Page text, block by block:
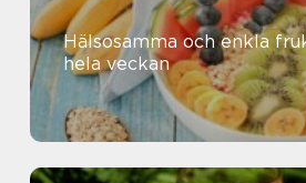
Hälsosamma och enkla
hela veckan